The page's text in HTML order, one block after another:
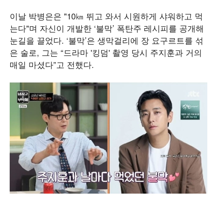
이날 박병은은 "10㎞ 뛰고 와서 시원하게 샤워하고 먹
는다"며 자신이 개발한 ‘불막’ 폭탄주 레시피를 공개해
눈길을 끌었다. ‘불막’은 생막걸리에 장 요구르트를 섞
은 술로, 그는 “드라마 '킹덤' 촬영 당시 주지훈과 거의
매일 마셨다”고 전했다.